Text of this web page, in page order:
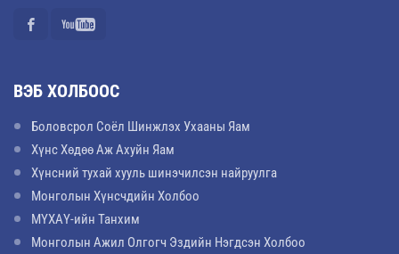
ВЭБ ХОЛБООС
Боловсрол Соёл Шинжлэх Ухааны Яам
Хүнс Хөдөө Аж Ахуйн Яам
Хүнсний тухай хууль шинэчилсэн найруулга
Монголын Хүнсчдийн Холбоо
МҮХАҮ-ийн Танхим
Монголын Ажил Олгогч Эздийн Нэгдсэн Холбоо